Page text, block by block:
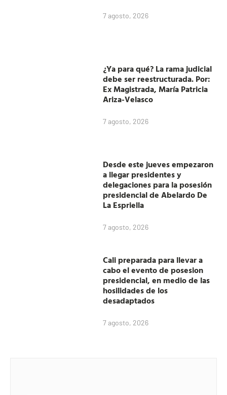
7 agosto, 2026
¿Ya para qué? La rama judicial
debe ser reestructurada. Por:
Ex Magistrada, María Patricia
Ariza-Velasco
7 agosto, 2026
Desde este jueves empezaron
a llegar presidentes y
delegaciones para la posesión
presidencial de Abelardo De
La Espriella
7 agosto, 2026
Cali preparada para llevar a
cabo el evento de posesion
presidencial, en medio de las
hosilidades de los
desadaptados
7 agosto, 2026